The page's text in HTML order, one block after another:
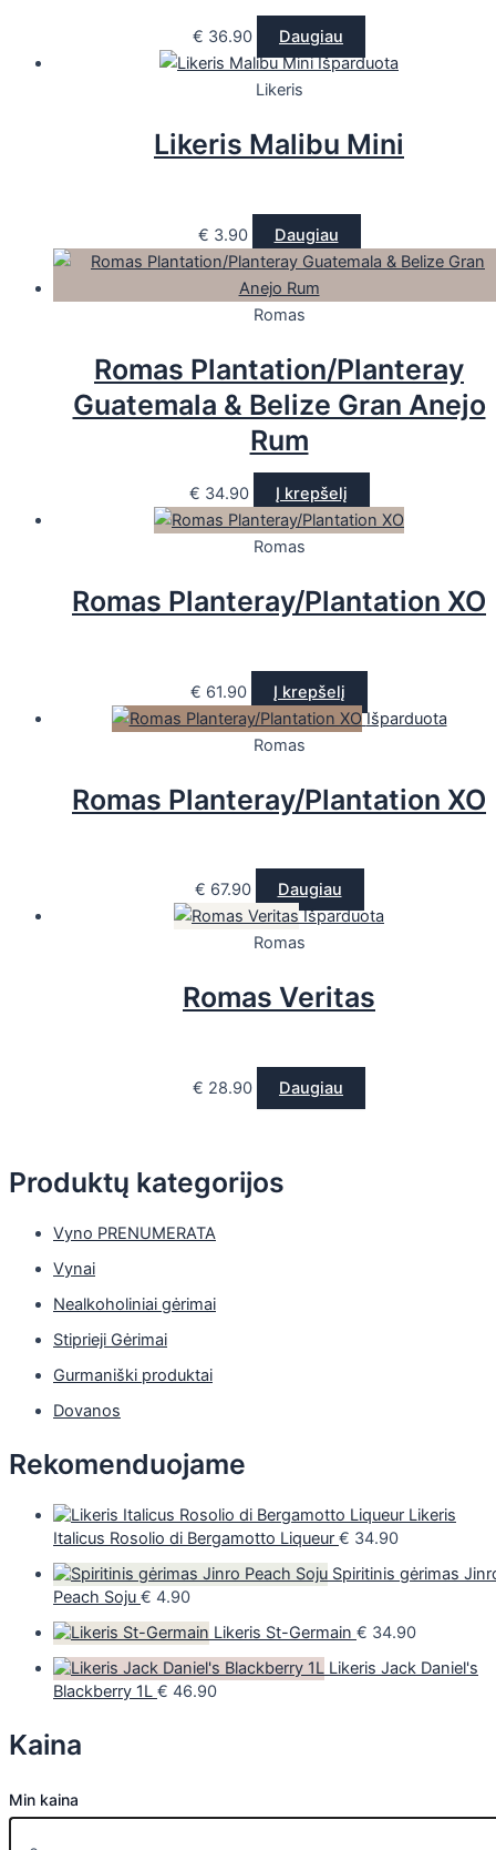
Produktų kategorijos
Vyno PRENUMERATA
Vynai
Nealkoholiniai gėrimai
Stiprieji Gėrimai
Gurmaniški produktai
Dovanos
Rekomenduojame
Likeris
Italicus Rosolio di Bergamotto Liqueur € 34.90
Spiritinis gėrimas
Peach Soju € 4.90
Likeris St-Germain € 34.90
Likeris Jack Daniel's
Blackberry 1L € 46.90
Kaina
Min kaina
€ 36.90
Daugiau
Išparduota
Likeris
Likeris Malibu Mini
€ 3.90 Daugiau
Romas
Romas Plantation/Planteray
Guatemala & Belize Gran Anejo
Rum
€ 34.90 Į krepšelį
Romas
Romas Planteray/Plantation XO
€ 61.90
Į krepšelį
Išparduota
Romas
Romas Planteray/Plantation XO
€ 67.90
Daugiau
Išparduota
Romas
Romas Veritas
€ 28.90 Daugiau